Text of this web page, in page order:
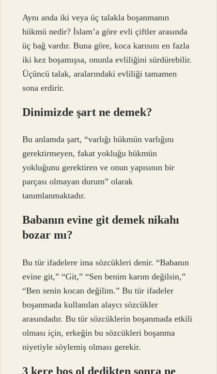
Aynı anda iki veya üç talakla boşanmanın
hükmü nedir? İslam’a göre evli çiftler arasında
üç bağ vardır. Buna göre, koca karısını en fazla
iki kez boşamışsa, onunla evliliğini sürdürebilir.
Üçüncü talak, aralarındaki evliliği tamamen
sona erdirir.
Dinimizde şart ne demek?
Bu anlamda şart, “varlığı hükmün varlığını
gerektirmeyen, fakat yokluğu hükmün
yokluğunu gerektiren ve onun yapısının bir
parçası olmayan durum” olarak
tanımlanmaktadır.
Babanın evine git demek nikahı
bozar mı?
Bu tür ifadelere ima sözcükleri denir. “Babanın
evine git,” “Git,” “Sen benim karım değilsin,”
“Ben senin kocan değilim.” Bu tür ifadeler
boşanmada kullanılan alaycı sözcükler
arasındadır. Bu tür sözcüklerin boşanmada etkili
olması için, erkeğin bu sözcükleri boşanma
niyetiyle söylemiş olması gerekir.
3 kere boş ol dedikten sonra ne